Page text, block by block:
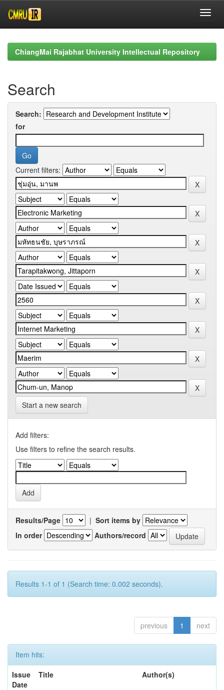
navigationChiangMai Rajabhat University Intellectual Repository
Search
Search:
for
Current filters:
Start a new search
Add filters:
Use filters to refine the search results.
Results/Page | Sort items by
In order
Authors/record
Results 1-1 of 1 (Search time: 0.002 seconds).
previous 1 next
Item hits:
Issue
Date
Title Author(s)